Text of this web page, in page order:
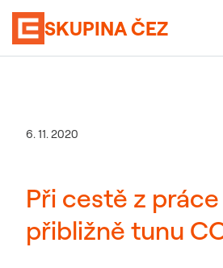
SKUPINA ČEZ
Datum zveřejnění
6. 11. 2020
Při cestě z
přibližně tunu